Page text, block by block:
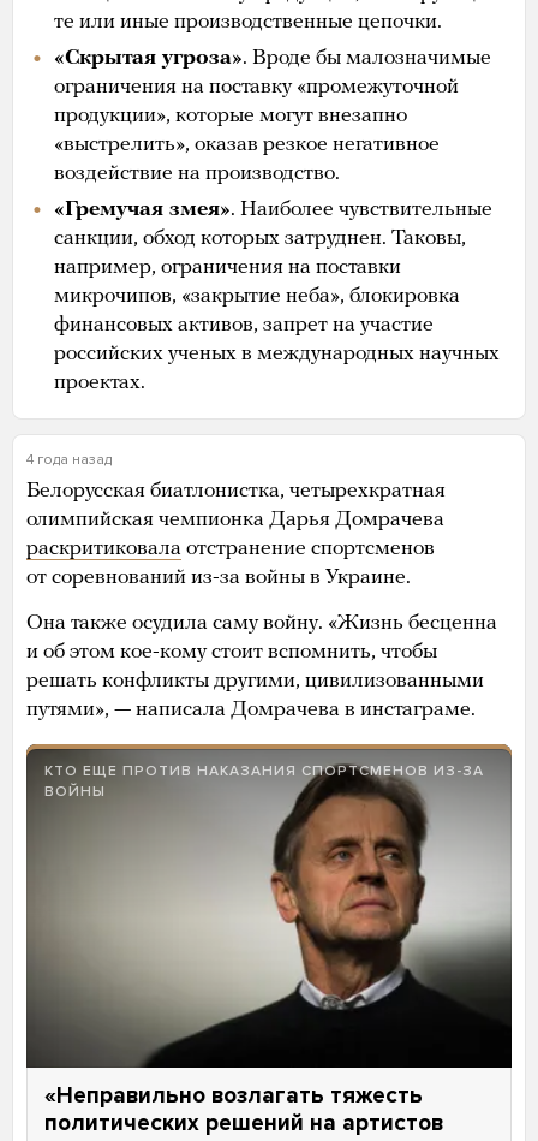
те или иные производственные цепочки.
«Скрытая угроза». Вроде бы малозначимые
ограничения на поставку «промежуточной
продукции», которые могут внезапно
«выстрелить», оказав резкое негативное
воздействие на производство.
«Гремучая змея». Наиболее чувствительные
санкции, обход которых затруднен. Таковы,
например, ограничения на поставки
микрочипов, «закрытие неба», блокировка
финансовых активов, запрет на участие
российских ученых в международных научных
проектах.
4 года назад
Белорусская биатлонистка, четырехкратная
олимпийская чемпионка Дарья Домрачева
раскритиковала отстранение спортсменов
от соревнований из-за войны в Украине.
Она также осудила саму войну. «Жизнь бесценна
и об этом кое-кому стоит вспомнить, чтобы
решать конфликты другими, цивилизованными
путями», — написала Домрачева в инстаграме.
КТО ЕЩЕ ПРОТИВ НАКАЗАНИЯ СПОРТСМЕНОВ ИЗ-ЗА
ВОЙНЫ
«Неправильно возлагать тяжесть
политических решений на артистов